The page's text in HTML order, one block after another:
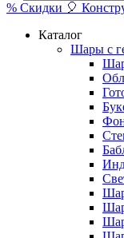
% Скидки 🎈
Каталог
Шары с